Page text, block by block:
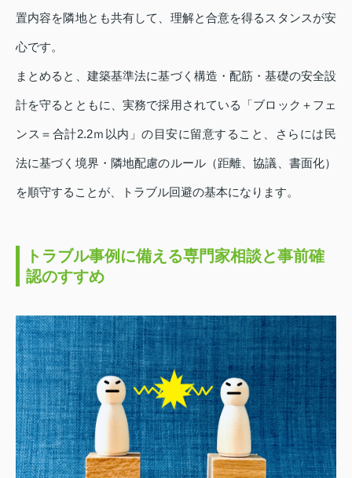
置内容を隣地とも共有して、理解と合意を得るスタンスが安
心です。
まとめると、建築基準法に基づく構造・配筋・基礎の安全設
計を守るとともに、実務で採用されている「ブロック＋フェ
ンス＝合計2.2ｍ以内」の目安に留意すること、さらには民
法に基づく境界・隣地配慮のルール（距離、協議、書面化）
を順守することが、トラブル回避の基本になります。
トラブル事例に備える専門家相談と事前確
認のすすめ